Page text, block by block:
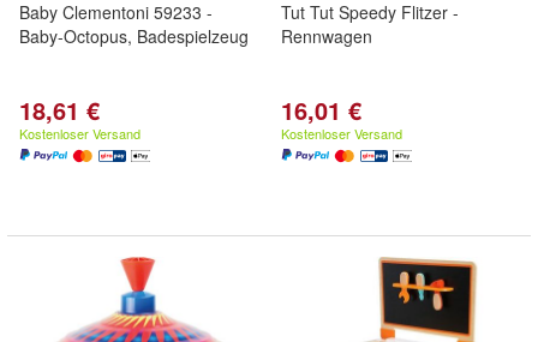
Baby Clementoni 59233 -
Baby-Octopus, Badespielzeug
18,61 €
Kostenloser Versand
Tut Tut Speedy Flitzer -
Rennwagen
16,01 €
Kostenloser Versand